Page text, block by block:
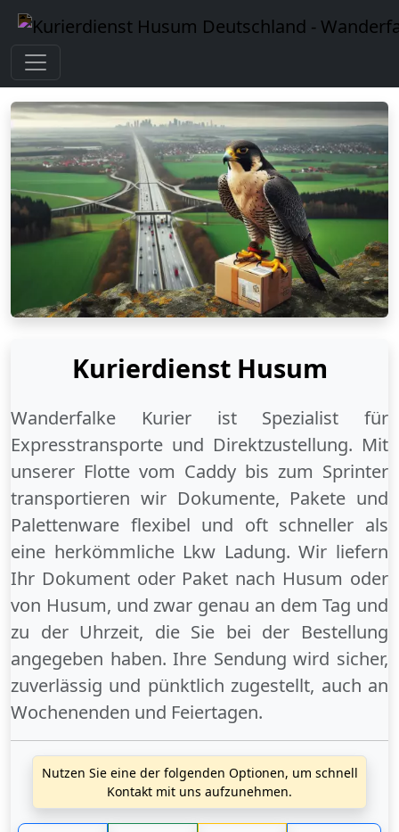
Kurierdienst Husum
Wanderfalke Kurier ist Spezialist für
Expresstransporte und Direktzustellung. Mit
unserer Flotte vom Caddy bis zum Sprinter
transportieren wir Dokumente, Pakete und
Palettenware flexibel und oft schneller als
eine herkömmliche Lkw Ladung. Wir liefern
Ihr Dokument oder Paket nach Husum oder
von Husum, und zwar genau an dem Tag und
zu der Uhrzeit, die Sie bei der Bestellung
angegeben haben. Ihre Sendung wird sicher,
zuverlässig und pünktlich zugestellt, auch an
Wochenenden und Feiertagen.
Nutzen Sie eine der folgenden Optionen, um schnell
Kontakt mit uns aufzunehmen.